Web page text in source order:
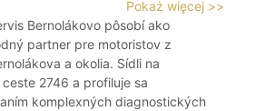
Pokaż więcej >>
Bernolákovo pôsobí ako
partner pre motoristov z
a okolia. Sídli na
ceste 2746 a profiluje sa
komplexných diagnostických